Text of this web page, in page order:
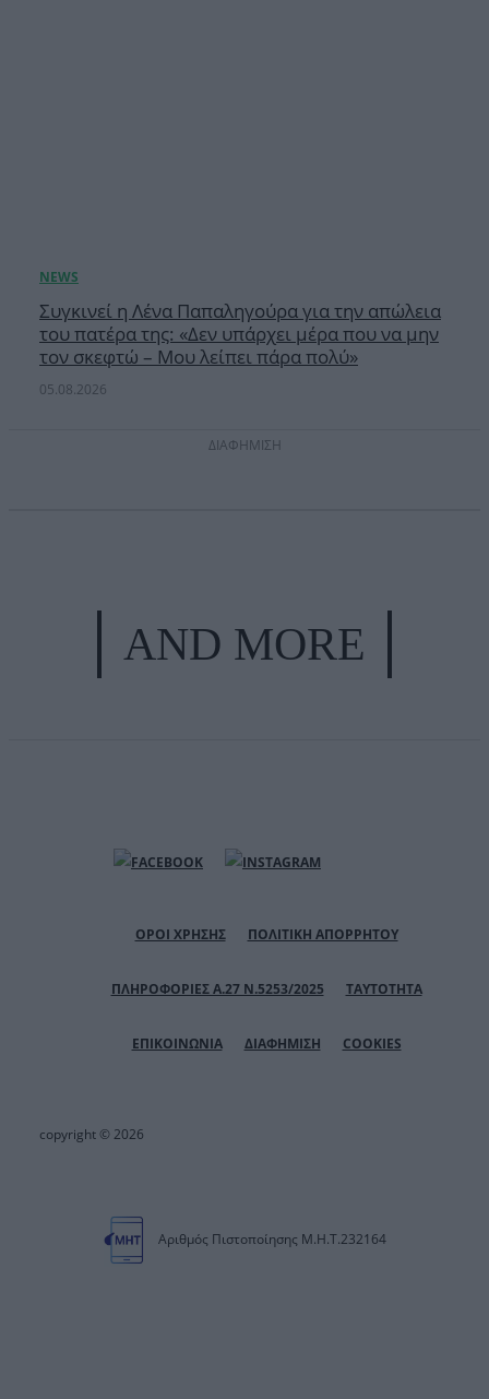
Συγκινεί η Λένα Παπαληγούρα για την απώλεια
του πατέρα της: «Δεν υπάρχει μέρα που να μην
τον σκεφτώ – Μου λείπει πάρα πολύ»
05.08.2026
ΔΙΑΦΗΜΙΣΗ
AND MORE
ΟΡΟΙ ΧΡΗΣΗΣ ΠΟΛΙΤΙΚΗ ΑΠΟΡΡΗΤΟΥ
ΠΛΗΡΟΦΟΡΙΕΣ Α.27 Ν.5253/2025 ΤΑΥΤΟΤΗΤΑ
ΕΠΙΚΟΙΝΩΝΙΑ ΔΙΑΦΗΜΙΣΗ COOKIES
copyright © 2026
Αριθμός Πιστοποίησης Μ.Η.Τ.232164